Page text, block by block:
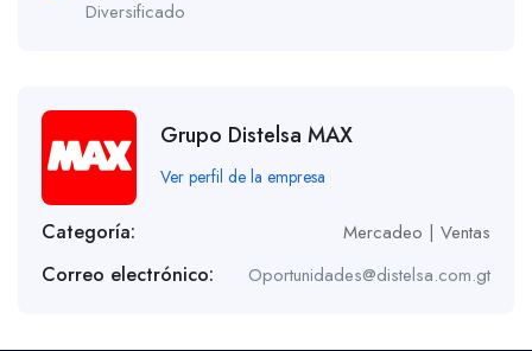
Diversificado
Grupo Distelsa MAX
Ver perfil de la empresa
Categoría: Mercadeo | Ventas
Correo electrónico: Oportunidades@distelsa.com.gt